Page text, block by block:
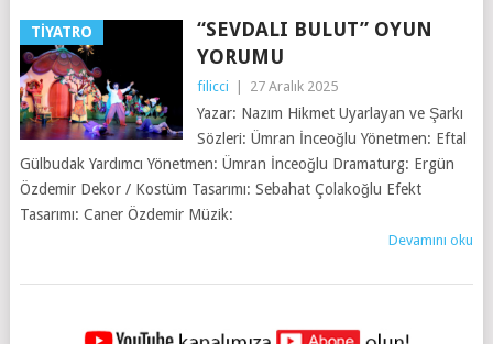
TIYATRO
“SEVDALI BULUT” OYUN
YORUMU
filicci 27 Aralık 2025
Yazar: Nazım Hikmet Uyarlayan ve Şarkı
Sözleri: Ümran İnceoğlu Yönetmen: Eftal
Gülbudak Yardımcı Yönetmen: Ümran İnceoğlu Dramaturg: Ergün
Özdemir Dekor / Kostüm Tasarımı: Sebahat Çolakoğlu Efekt
Tasarımı: Caner Özdemir Müzik:
Devamını oku
YAZILAR